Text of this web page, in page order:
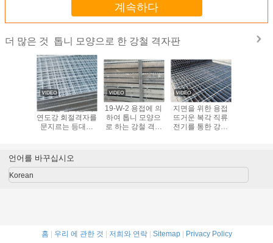
계속하다
더 많은 것 톱니 모양으로 한 강철 격자판
뜨거운 침지된 아
연도강 회절격자를
문지르는 등대세
19-W-2 용접에 의
하여 톱니 모양으
로 하는 강철 격자
지면을 위한 용접
뜨거운 복각 직류
전기를 통한 강철
언어를 바꾸십시오
Korean
홈 우리 에 관한 것 저희와 연락| Sitemap| Privacy Policy